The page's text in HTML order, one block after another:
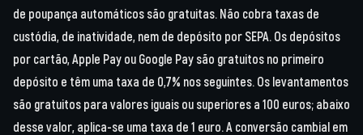
de poupança automáticos são gratuitas. Não cobra taxas de
custódia, de inatividade, nem de depósito por SEPA. Os depósitos
por cartão, Apple Pay ou Google Pay são gratuitos no primeiro
depósito e têm uma taxa de 0,7% nos seguintes. Os levantamentos
são gratuitos para valores iguais ou superiores a 100 euros; abaixo
desse valor, aplica-se uma taxa de 1 euro. A conversão cambial em